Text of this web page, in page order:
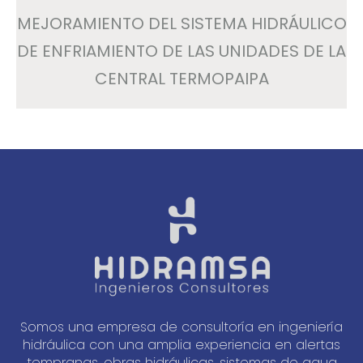
MEJORAMIENTO DEL SISTEMA HIDRÁULICO
DE ENFRIAMIENTO DE LAS UNIDADES DE LA
CENTRAL TERMOPAIPA
Somos una empresa de consultoría en ingeniería
hidráulica con una amplia experiencia en alertas